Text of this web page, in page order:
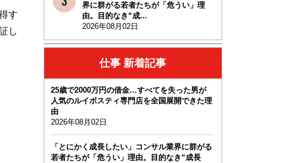
す
し
界に群がる若者たちが「危うい」理
由。目的なき“成...
2026年08月02日
仕事 新着記事
25歳で2000万円の借金…すべてを失った男が
人気のルイボスティ専門店を全国展開できた理
由
2026年08月02日
「とにかく成長したい」コンサル業界に群がる
若者たちが「危うい」理由。目的なき“成長